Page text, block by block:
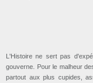
L'Histoire ne sert pas
gouverne. Pour le malheur
partout aux plus cupides,